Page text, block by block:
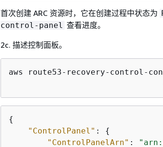
首次创建 ARC 资源时，它在创建过程中状态为
control-panel 查看进度。
2c. 描述控制面板。
aws route53-recovery-control-
{
"ControlPanel" : {
"ControlPanelArn" :